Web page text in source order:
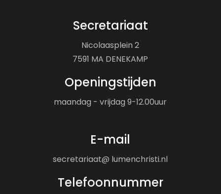
Secretariaat
Nicolaasplein 2
7591 MA DENEKAMP
Openingstijden
maandag - vrijdag 9-12.00uur
E-mail
secretariaat@ lumenchristi.nl
Telefoonnummer